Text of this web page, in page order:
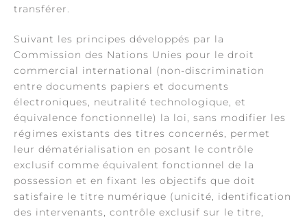
transférer.
Suivant les principes développés par la
Commission des Nations Unies pour le droit
commercial international (non-discrimination
entre documents papiers et documents
électroniques, neutralité technologique, et
équivalence fonctionnelle) la loi, sans modifier les
régimes existants des titres concernés, permet
leur dématérialisation en posant le contrôle
exclusif comme équivalent fonctionnel de la
possession et en fixant les objectifs que doit
satisfaire le titre numérique (unicité, identification
des intervenants, contrôle exclusif sur le titre,